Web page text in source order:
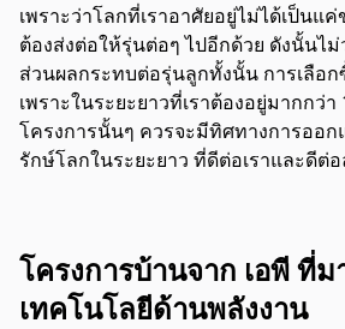
เพราะว่าโลกที่เราอาศัยอยู่ไม่ได้เป็นแค่
ต้องส่งต่อให้รุ่นต่อๆ ไปอีกด้วย ดังนั้นไม่
ส่วนผลกระทบต่อรุ่นลูกทั้งนั้น การเลือก
เพราะในระยะยาวที่เราต้องอยู่มากกว่า
โครงการนั้นๆ ควรจะมีทิศทางการออก
รักษ์โลกในระยะยาว ที่ดีต่อเราและดีต่
โครงการบ้านจาก เอพี ที่
เทคโนโลยีด้านพลังงาน